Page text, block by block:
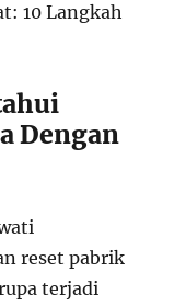
10 Langkah
Dengan
reset pabrik
terjadi